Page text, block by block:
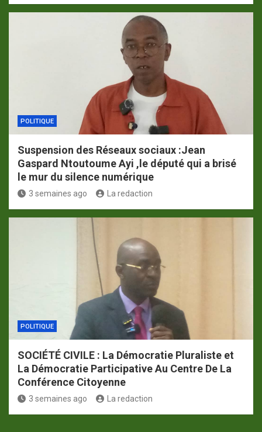
POLITIQUE
Suspension des Réseaux sociaux :Jean
Gaspard Ntoutoume Ayi ,le député qui a brisé
le mur du silence numérique
3 semaines ago La redaction
POLITIQUE
SOCIÉTÉ CIVILE : La Démocratie Pluraliste et
La Démocratie Participative Au Centre De La
Conférence Citoyenne
3 semaines ago La redaction